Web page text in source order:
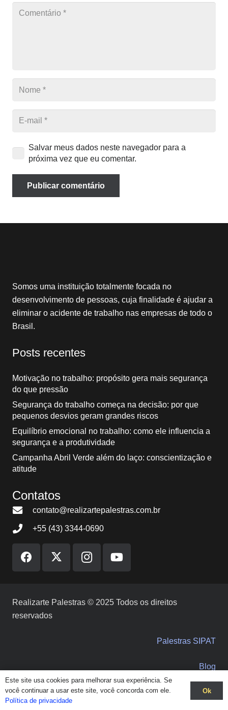
Salvar meus dados neste navegador para a
próxima vez que eu comentar.
Publicar comentário
Somos uma instituição totalmente focada no
desenvolvimento de pessoas, cuja finalidade é ajudar a
eliminar o acidente de trabalho nas empresas de todo o
Brasil.
Posts recentes
Motivação no trabalho: propósito gera mais segurança
do que pressão
Segurança do trabalho começa na decisão: por que
pequenos desvios geram grandes riscos
Equilíbrio emocional no trabalho: como ele influencia a
segurança e a produtividade
Campanha Abril Verde além do laço: conscientização e
atitude
Contatos
contato@realizartepalestras.com.br
+55 (43) 3344-0690
Realizarte Palestras © 2025 Todos os direitos
reservados
Palestras SIPAT
Blog
Solicite orçamento
Este site usa cookies para melhorar sua experiência. Se
você continuar a usar este site, você concorda com ele.
Política de privacidade
Ok